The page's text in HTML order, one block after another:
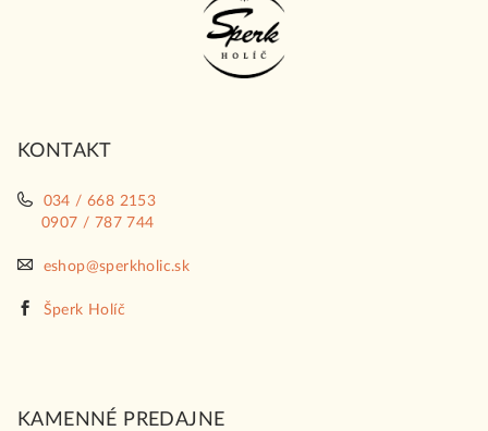
KONTAKT
034 / 668 2153
0907 / 787 744
eshop@sperkholic.sk
Šperk Holíč
KAMENNÉ PREDAJNE